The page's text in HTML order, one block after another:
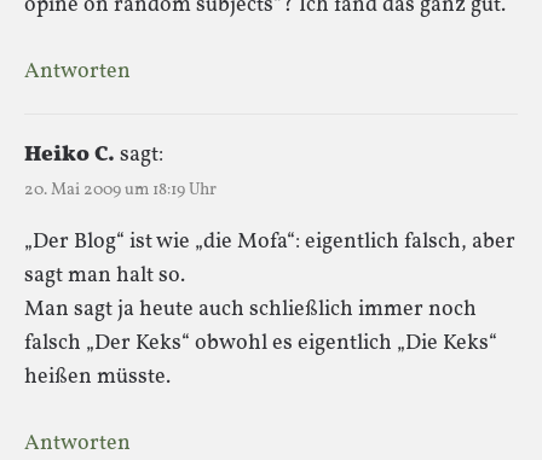
Antworten
Heiko C. sagt:
20. Mai 2009 um 18:19 Uhr
„Der Blog“ ist wie „die Mofa“: eigentlich falsch, aber
sagt man halt so.
Man sagt ja heute auch schließlich immer noch
falsch „Der Keks“ obwohl es eigentlich „Die Keks“
heißen müsste.
Antworten